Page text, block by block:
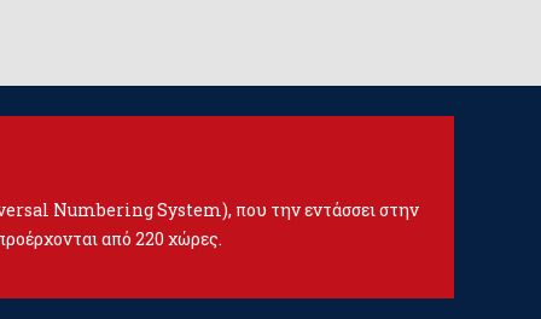
Numbering System), που την εντάσσει στην
από 220 χώρες.